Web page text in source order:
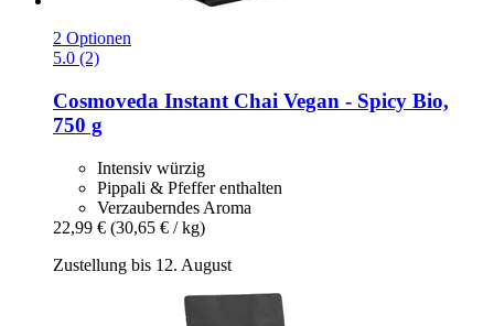
2 Optionen
5.0 (2)
Cosmoveda Instant Chai Vegan -​ Spicy Bio,
750 g
Intensiv würzig
Pippali & Pfeffer enthalten
Verzauberndes Aroma
22,99 € (30,65 € / kg)
Zustellung bis 12. August